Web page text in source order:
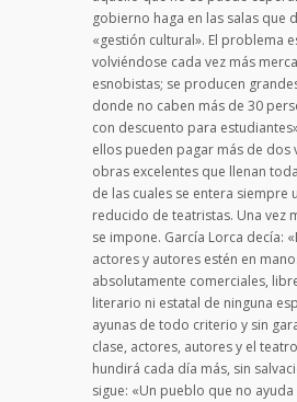
gobierno haga en las salas que
«gestión cultural». El problema
volviéndose cada vez más
esnobistas; se producen
donde no caben más de 30
con descuento para
ellos pueden pagar más de dos
obras excelentes que llenan
de las cuales se entera siempre
reducido de teatristas. Una vez
se impone. García Lorca decía:
actores y autores estén en
absolutamente comerciales,
literario ni estatal de ninguna
ayunas de todo criterio y sin
clase, actores, autores y el
hundirá cada día más, sin
sigue: «Un pueblo que no